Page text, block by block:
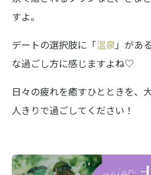
すよ。
デートの選択肢に「温泉」があ
な過ごし方に感じますよね♡
日々の疲れを癒すひとときを、
人きりで過ごしてください！